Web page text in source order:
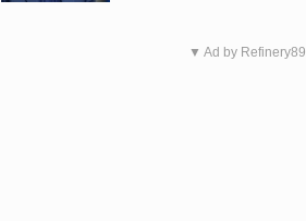
▼ Ad by Refinery89